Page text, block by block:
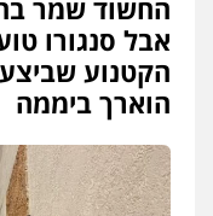
עו"ד
פלילי
פלילי
נוער
החשוד שמר
אבל סנגורו
הקטנוע
הוארך ביממה